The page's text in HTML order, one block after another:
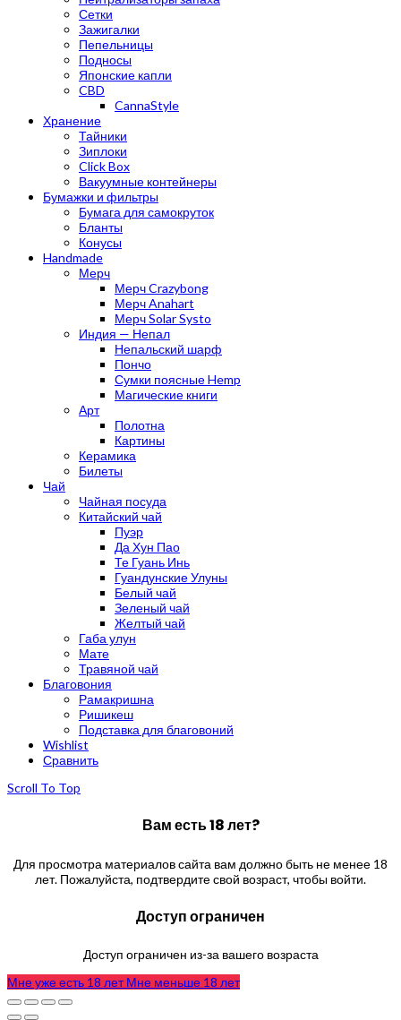
Сетки
Зажигалки
Пепельницы
Подносы
Японские капли
CBD
CannaStyle
Хранение
Тайники
Зиплоки
Click Box
Вакуумные контейнеры
Бумажки и фильтры
Бумага для самокруток
Бланты
Конусы
Handmade
Мерч
Мерч Crazybong
Мерч Anahart
Мерч Solar Systo
Индия — Непал
Непальский шарф
Пончо
Сумки поясные Hemp
Магические книги
Арт
Полотна
Картины
Керамика
Билеты
Чай
Чайная посуда
Китайский чай
Пуэр
Да Хун Пао
Те Гуань Инь
Гуандунские Улуны
Белый чай
Зеленый чай
Желтый чай
Габа улун
Мате
Травяной чай
Благовония
Рамакришна
Ришикеш
Подставка для благовоний
Wishlist
Сравнить
Scroll To Top
Вам есть 18 лет?
Для просмотра материалов сайта вам должно быть не менее 18
лет. Пожалуйста, подтвердите свой возраст, чтобы войти.
Доступ ограничен
Доступ ограничен из-за вашего возраста
Мне уже есть 18 летМне меньше 18 лет